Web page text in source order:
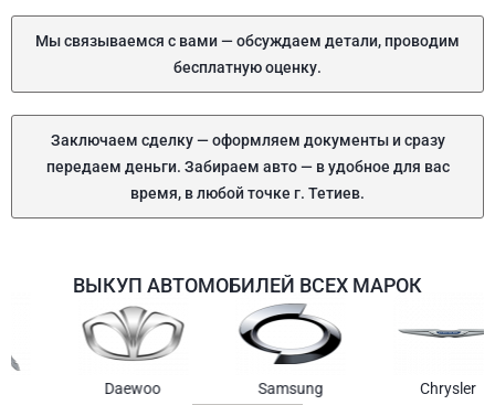
Мы связываемся с вами — обсуждаем детали, проводим
бесплатную оценку.
Заключаем сделку — оформляем документы и сразу
передаем деньги. Забираем авто — в удобное для вас
время, в любой точке г. Тетиев.
ВЫКУП АВТОМОБИЛЕЙ ВСЕХ МАРОК
Samsung Chrysler Gmc